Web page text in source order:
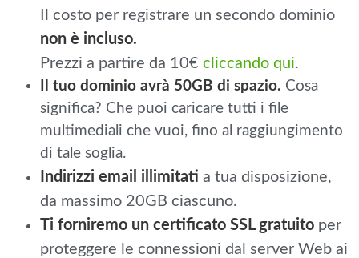
Il costo per registrare un secondo dominio
non è incluso.
Prezzi a partire da 10€ cliccando qui.
Il tuo dominio avrà 50GB di spazio. Cosa
significa? Che puoi caricare tutti i file
multimediali che vuoi, fino al raggiungimento
di tale soglia.
Indirizzi email illimitati a tua disposizione,
da massimo 20GB ciascuno.
Ti forniremo un certificato SSL gratuito per
proteggere le connessioni dal server Web ai